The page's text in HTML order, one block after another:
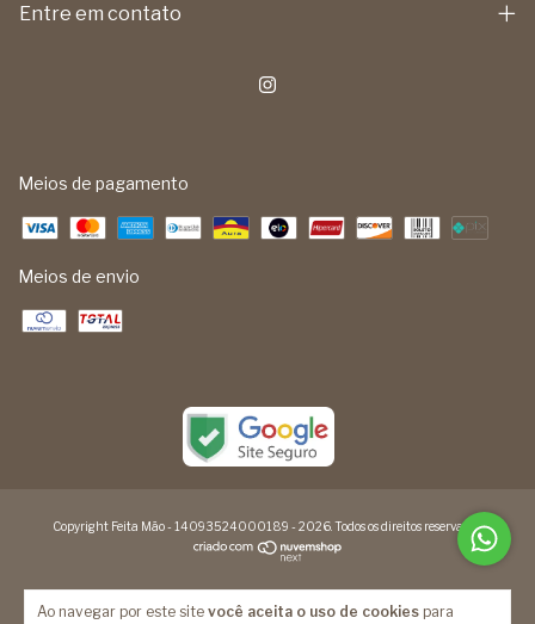
Ao navegar por este site você aceita o uso de cookies para
Entre em contato
Meios de pagamento
Meios de envio
Copyright Feita Mão - 14093524000189 - 2026. Todos os direitos reservados.